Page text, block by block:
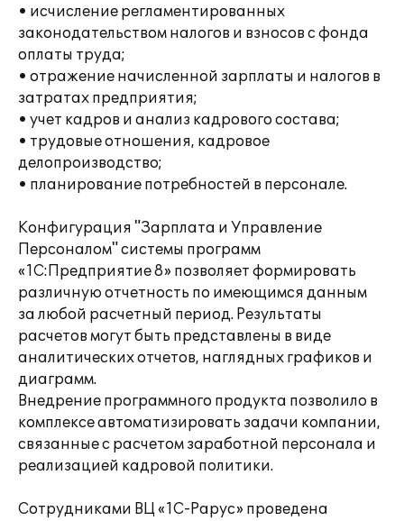
• исчисление регламентированных
законодательством налогов и взносов с фонда
оплаты труда;
• отражение начисленной зарплаты и налогов в
затратах предприятия;
• учет кадров и анализ кадрового состава;
• трудовые отношения, кадровое
делопроизводство;
• планирование потребностей в персонале.
Конфигурация "Зарплата и Управление
Персоналом" системы программ
«1С:Предприятие 8» позволяет формировать
различную отчетность по имеющимся данным
за любой расчетный период. Результаты
расчетов могут быть представлены в виде
аналитических отчетов, наглядных графиков и
диаграмм.
Внедрение программного продукта позволило в
комплексе автоматизировать задачи компании,
связанные с расчетом заработной персонала и
реализацией кадровой политики.
Сотрудниками ВЦ «1С-Рарус» проведена